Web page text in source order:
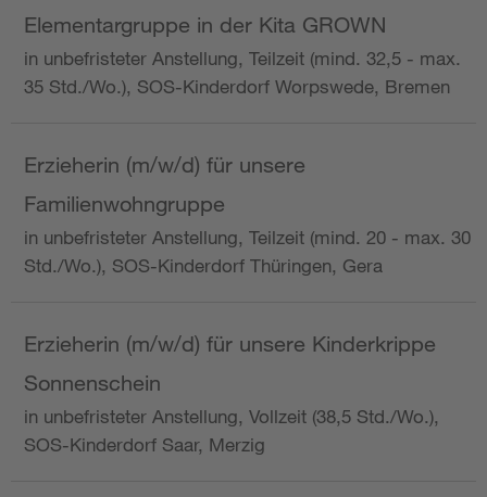
Elementargruppe in der Kita GROWN
in unbefristeter Anstellung, Teilzeit (mind. 32,5 - max.
35 Std./Wo.), SOS-Kinderdorf Worpswede, Bremen
Erzieherin (m/w/d) für unsere
Familienwohngruppe
in unbefristeter Anstellung, Teilzeit (mind. 20 - max. 30
Std./Wo.), SOS-Kinderdorf Thüringen, Gera
Erzieherin (m/w/d) für unsere Kinderkrippe
Sonnenschein
in unbefristeter Anstellung, Vollzeit (38,5 Std./Wo.),
SOS-Kinderdorf Saar, Merzig